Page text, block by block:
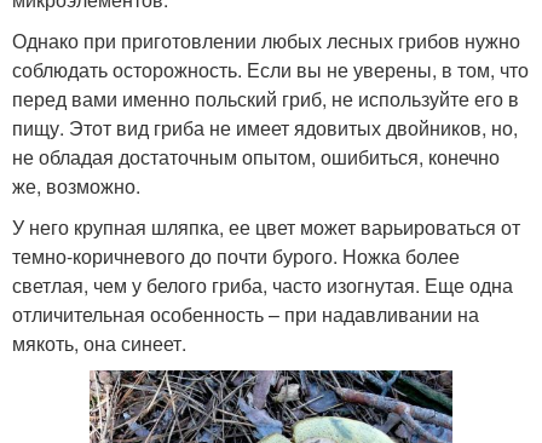
Однако при приготовлении любых лесных грибов нужно
соблюдать осторожность. Если вы не уверены, в том, что
перед вами именно польский гриб, не используйте его в
пищу. Этот вид гриба не имеет ядовитых двойников, но,
не обладая достаточным опытом, ошибиться, конечно
же, возможно.
У него крупная шляпка, ее цвет может варьироваться от
темно-коричневого до почти бурого. Ножка более
светлая, чем у белого гриба, часто изогнутая. Еще одна
отличительная особенность – при надавливании на
мякоть, она синеет.